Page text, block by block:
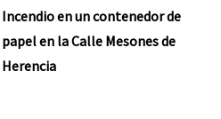
Incendio en un contenedor de
papel en la Calle Mesones de
Herencia